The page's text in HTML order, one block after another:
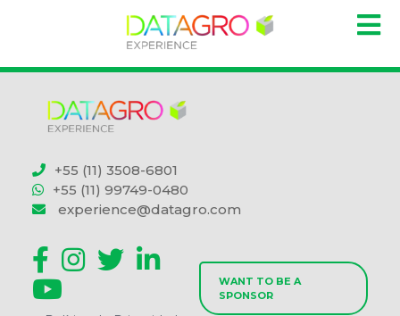
+55 (11) 3508-6801
+55 (11) 99749-0480
experience@datagro.com
WANT TO BE A
SPONSOR